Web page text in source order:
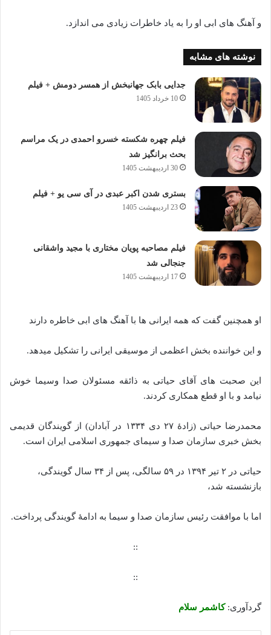
و آهنگ های ابی او را به یاد خاطرات زیادی می اندازد.
نوشته های مشابه
جدایی بابک جهانبخش از همسر دومش + فیلم
10 خرداد 1405
فیلم چهره شکسته خسرو احمدی در یک مراسم
بحث برانگیز شد
30 اردیبهشت 1405
بستری شدن اکبر عبدی در آی سی یو + فیلم
23 اردیبهشت 1405
فیلم مصاحبه پویان مختاری با مجید واشقانی
جنجالی شد
17 اردیبهشت 1405
او همچنین گفت که همه ایرانی ها با آهنگ های ابی خاطره دارند
و این خواننده بخش اعظمی از موسیقی ایرانی را تشکیل میدهد.
این صحبت های آقای حیاتی به ذائقه مسئولان صدا وسیما خوش
نیامد و با او قطع همکاری کردند.
محمدرضا حیاتی (زادهٔ ۲۷ دی ۱۳۳۴ در آبادان) از گویندگان قدیمی
بخش خبری سازمان صدا و سیمای جمهوری اسلامی ایران است.
حیاتی در ۲ تیر ۱۳۹۴ در ۵۹ سالگی، پس از ۳۴ سال گویندگی،
بازنشسته شد،
اما با موافقت رئیس سازمان صدا و سیما به ادامهٔ گویندگی پرداخت.
::
::
گردآوری:کاشمر سلام